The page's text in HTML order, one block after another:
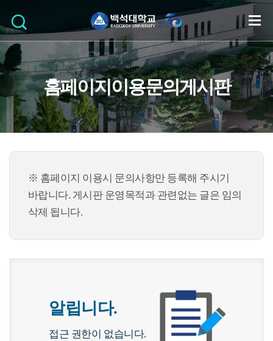
홈페이지이용문의게시판
※ 홈페이지 이용시 문의사항만 등록해 주시기
바랍니다. 게시판 운영목적과 관련없는 글은 임의
삭제 됩니다.
알립니다.
접근 권한이 없습니다.